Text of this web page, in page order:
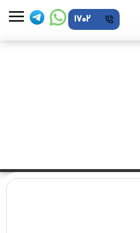
1702